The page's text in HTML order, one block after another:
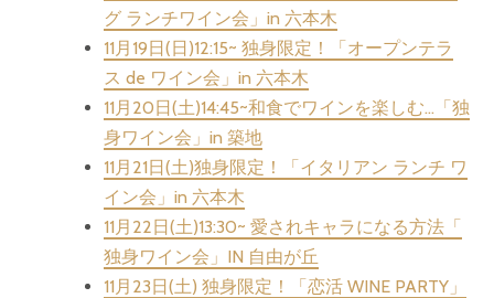
グ ランチワイン会」in 六本木
11月19日(日)12:15~ 独身限定！「オープンテラ
ス de ワイン会」in 六本木
11月20日(土)14:45~和食でワインを楽しむ…「独
身ワイン会」in 築地
11月21日(土)独身限定！「イタリアン ランチ ワ
イン会」in 六本木
11月22日(土)13:30~ 愛されキャラになる方法「
独身ワイン会」IN 自由が丘
11月23日(土) 独身限定！「恋活 WINE PARTY」